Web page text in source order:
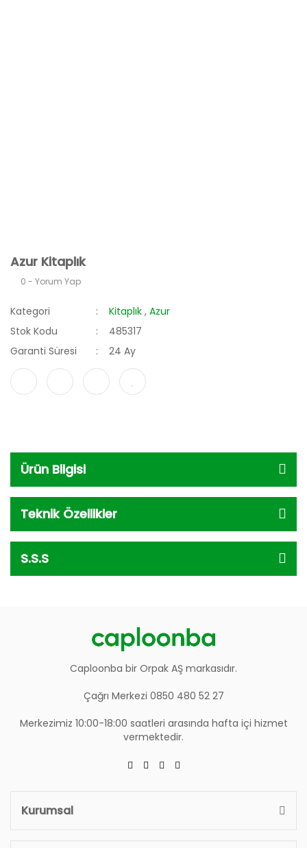
Azur Kitaplık
0 - Yorum Yap
Kategori Kitaplık ,Azur
Stok Kodu
485317
Garanti Süresi
24 Ay
Ürün Bilgisi
Teknik Özellikler
S.S.S
Caploonba bir Orpak AŞ markasıdır.
Çağrı Merkezi 0850 480 52 27
Merkezimiz 10:00-18:00 saatleri arasında hafta içi hizmet
vermektedir.
Kurumsal